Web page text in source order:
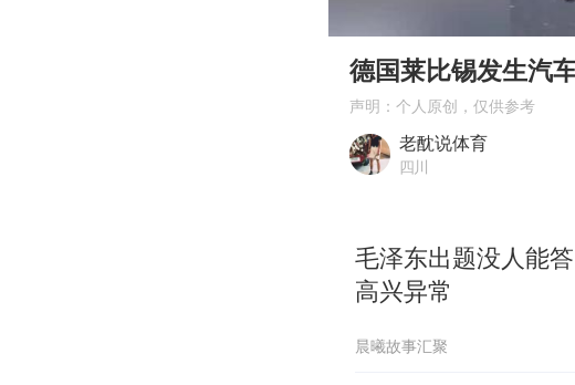
中巨
东航
胡彦
德国莱比锡发生汽
声明：个人原创，仅供参考
老酖说体育
四川
毛泽东出题没人能
高兴异常
晨曦故事汇聚